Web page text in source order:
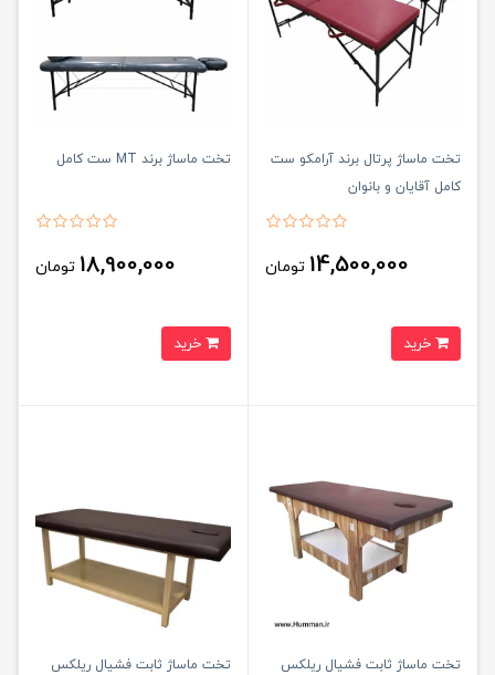
تخت ماساژ پرتال برند آرامکو ست
کامل آقایان و بانوان
14,500,000 تومان
تخت ماساژ برند MT ست کامل
18,900,000 تومان
تخت ماساژ ثابت فشیال ریلکس
تخت ماساژ ثابت فشیال ریلکس